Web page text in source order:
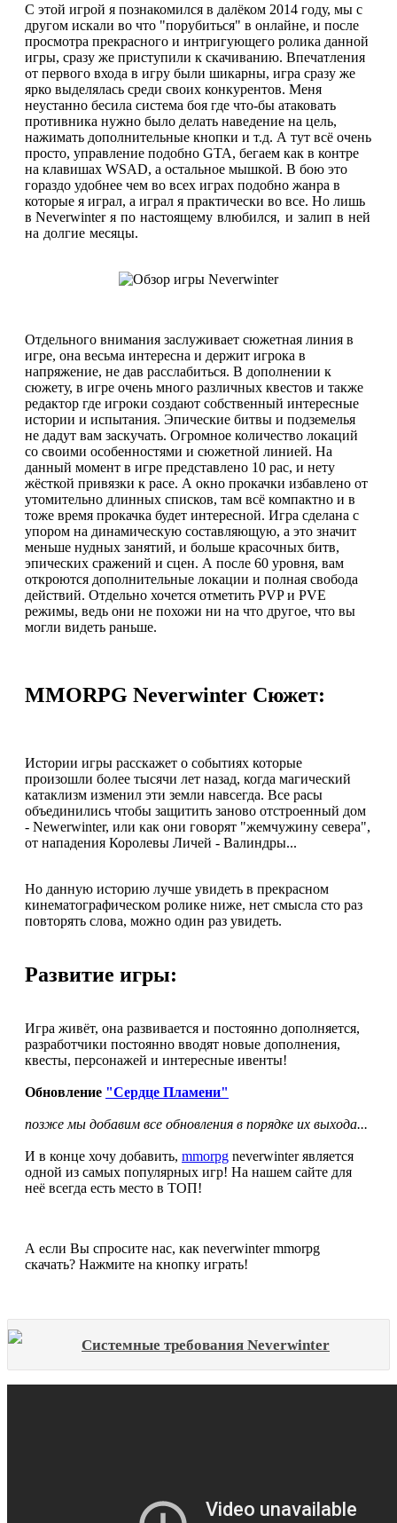
С этой игрой я познакомился в далёком 2014 году, мы с
другом искали во что "порубиться" в онлайне, и после
просмотра прекрасного и интригующего ролика данной
игры, сразу же приступили к скачиванию. Впечатления
от первого входа в игру были шикарны, игра сразу же
ярко выделялась среди своих конкурентов. Меня
неустанно бесила система боя где что-бы атаковать
противника нужно было делать наведение на цель,
нажимать дополнительные кнопки и т.д. А тут всё очень
просто, управление подобно GTA, бегаем как в контре
на клавишах WSAD, а остальное мышкой. В бою это
гораздо удобнее чем во всех играх подобно жанра в
которые я играл, а играл я практически во все. Но лишь
в Neverwinter я по настоящему влюбился, и залип в ней
на долгие месяцы.
Отдельного внимания заслуживает сюжетная линия в
игре, она весьма интересна и держит игрока в
напряжение, не дав расслабиться. В дополнении к
сюжету, в игре очень много различных квестов и также
редактор где игроки создают собственный интересные
истории и испытания. Эпические битвы и подземелья
не дадут вам заскучать. Огромное количество локаций
со своими особенностями и сюжетной линией. На
данный момент в игре представлено 10 рас, и нету
жёсткой привязки к расе. А окно прокачки избавлено от
утомительно длинных списков, там всё компактно и в
тоже время прокачка будет интересной. Игра сделана с
упором на динамическую составляющую, а это значит
меньше нудных занятий, и больше красочных битв,
эпических сражений и сцен. А после 60 уровня, вам
откроются дополнительные локации и полная свобода
действий. Отдельно хочется отметить PVP и PVE
режимы, ведь они не похожи ни на что другое, что вы
могли видеть раньше.
MMORPG Neverwinter Сюжет:
Истории игры расскажет о событиях которые
произошли более тысячи лет назад, когда магический
катаклизм изменил эти земли навсегда. Все расы
объединились чтобы защитить заново отстроенный дом
- Newerwinter, или как они говорят "жемчужину севера",
от нападения Королевы Личей - Валиндры...
Но данную историю лучше увидеть в прекрасном
кинематографическом ролике ниже, нет смысла сто раз
повторять слова, можно один раз увидеть.
Развитие игры:
Игра живёт, она развивается и постоянно дополняется,
разработчики постоянно вводят новые дополнения,
квесты, персонажей и интересные ивенты!
Обновление "Сердце Пламени"
позже мы добавим все обновления в порядке их выхода...
И в конце хочу добавить, mmorpg neverwinter является
одной из самых популярных игр! На нашем сайте для
неё всегда есть место в ТОП!
А если Вы спросите нас, как neverwinter mmorpg
скачать? Нажмите на кнопку играть!
Системные требования Neverwinter